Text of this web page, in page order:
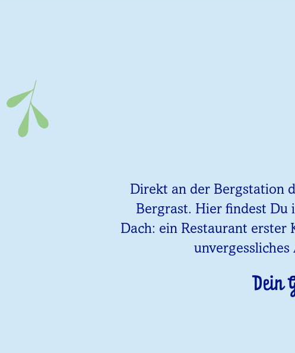
Direkt an der Bergstation
Bergrast. Hier findest Du
Dach: ein Restaurant erster
Dein